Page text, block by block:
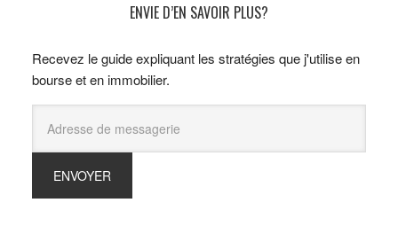
ENVIE D’EN SAVOIR PLUS?
Recevez le guide expliquant les stratégies que j'utilise en
bourse et en immobilier.